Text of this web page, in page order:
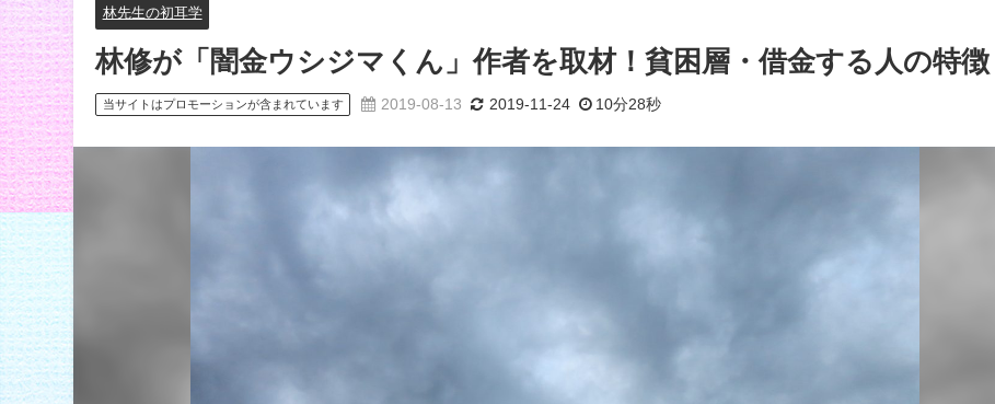
林先生の初耳学
林修が「闇金ウシジマくん」作者を取材！貧困層・借金する人の特徴
当サイトはプロモーションが含まれています 2019-08-13 2019-11-24 10分28秒